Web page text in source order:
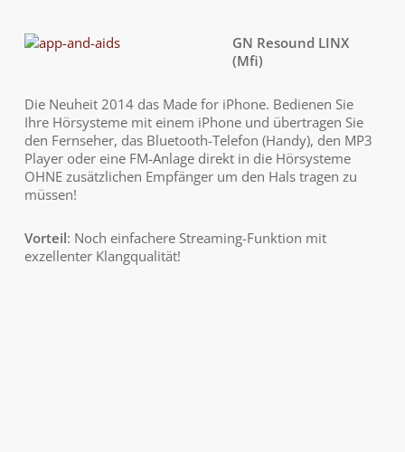
GN Resound LINX
(Mfi)
Die Neuheit 2014 das Made for iPhone. Bedienen Sie
Ihre Hörsysteme mit einem iPhone und übertragen Sie
den Fernseher, das Bluetooth-Telefon (Handy), den MP3
Player oder eine FM-Anlage direkt in die Hörsysteme
OHNE zusätzlichen Empfänger um den Hals tragen zu
müssen!
Vorteil: Noch einfachere Streaming-Funktion mit
exzellenter Klangqualität!